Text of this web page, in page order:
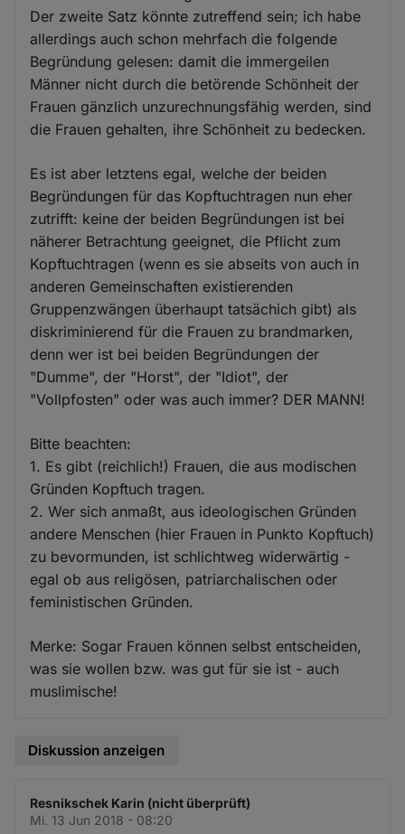
Der zweite Satz könnte zutreffend sein; ich habe
allerdings auch schon mehrfach die folgende
Begründung gelesen: damit die immergeilen
Männer nicht durch die betörende Schönheit der
Frauen gänzlich unzurechnungsfähig werden, sind
die Frauen gehalten, ihre Schönheit zu bedecken.
Es ist aber letztens egal, welche der beiden
Begründungen für das Kopftuchtragen nun eher
zutrifft: keine der beiden Begründungen ist bei
näherer Betrachtung geeignet, die Pflicht zum
Kopftuchtragen (wenn es sie abseits von auch in
anderen Gemeinschaften existierenden
Gruppenzwängen überhaupt tatsächich gibt) als
diskriminierend für die Frauen zu brandmarken,
denn wer ist bei beiden Begründungen der
"Dumme", der "Horst", der "Idiot", der
"Vollpfosten" oder was auch immer? DER MANN!
Bitte beachten:
1. Es gibt (reichlich!) Frauen, die aus modischen
Gründen Kopftuch tragen.
2. Wer sich anmaßt, aus ideologischen Gründen
andere Menschen (hier Frauen in Punkto Kopftuch)
zu bevormunden, ist schlichtweg widerwärtig -
egal ob aus religösen, patriarchalischen oder
feministischen Gründen.
Merke: Sogar Frauen können selbst entscheiden,
was sie wollen bzw. was gut für sie ist - auch
muslimische!
Diskussion anzeigen
Resnikschek Karin (nicht überprüft)
Mi. 13 Jun 2018 - 08:20